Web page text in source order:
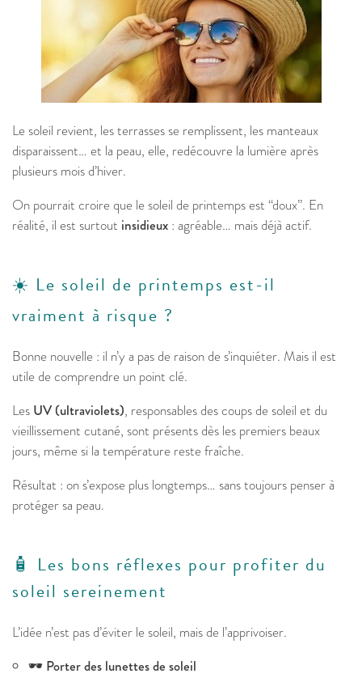
Le soleil revient, les terrasses se remplissent, les manteaux
disparaissent… et la peau, elle, redécouvre la lumière après
plusieurs mois d’hiver.
On pourrait croire que le soleil de printemps est “doux”. En
réalité, il est surtout insidieux : agréable… mais déjà actif.
☀️ Le soleil de printemps est-il
vraiment à risque ?
Bonne nouvelle : il n’y a pas de raison de s’inquiéter. Mais il est
utile de comprendre un point clé.
Les UV (ultraviolets), responsables des coups de soleil et du
vieillissement cutané, sont présents dès les premiers beaux
jours, même si la température reste fraîche.
Résultat : on s’expose plus longtemps… sans toujours penser à
protéger sa peau.
🧴 Les bons réflexes pour profiter du
soleil sereinement
L’idée n’est pas d’éviter le soleil, mais de l’apprivoiser.
🕶️ Porter des lunettes de soleil